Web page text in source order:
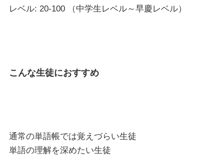
レベル: 20-100 （中学生レベル～早慶レベル）
こんな生徒におすすめ
通常の単語帳では覚えづらい生徒
単語の理解を深めたい生徒